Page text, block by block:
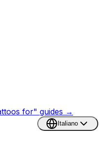
for" guides →
Italiano